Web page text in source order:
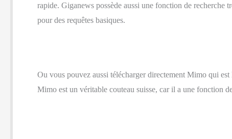
rapide. Giganews possède aussi une fonction de recherche
pour des requêtes basiques.
Ou vous pouvez aussi télécharger directement Mimo qui
Mimo est un véritable couteau suisse, car il a une fonction